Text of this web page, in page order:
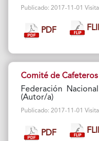
Publicado: 2017-11-01
PDF
Comité de Cafeteros
Federación
(Autor/a)
Publicado: 2017-11-01
PDF